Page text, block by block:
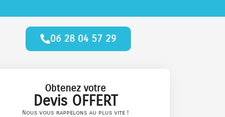
06 28 04 57 29
Obtenez votre
Devis OFFERT
Nous vous rappelons au plus vite !